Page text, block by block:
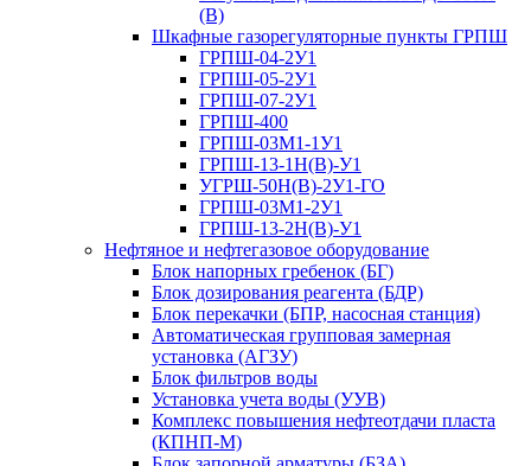
(В)
Шкафные газорегуляторные пункты ГРПШ
ГРПШ-04-2У1
ГРПШ-05-2У1
ГРПШ-07-2У1
ГРПШ-400
ГРПШ-03М1-1У1
ГРПШ-13-1Н(В)-У1
УГРШ-50Н(В)-2У1-ГО
ГРПШ-03М1-2У1
ГРПШ-13-2Н(В)-У1
Нефтяное и нефтегазовое оборудование
Блок напорных гребенок (БГ)
Блок дозирования реагента (БДР)
Блок перекачки (БПР, насосная станция)
Автоматическая групповая замерная
установка (АГЗУ)
Блок фильтров воды
Установка учета воды (УУВ)
Комплекс повышения нефтеотдачи пласта
(КПНП-М)